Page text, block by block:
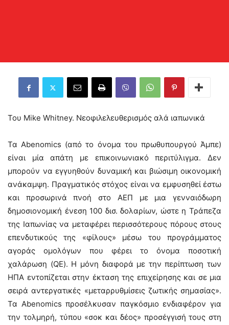
Του Mike Whitney. Νεοφιλελευθερισμός αλά ιαπωνικά
Τα Abenomics (από το όνομα του πρωθυπουργού Άμπε)
είναι μία απάτη με επικοινωνιακό περιτύλιγμα. Δεν
μπορούν να εγγυηθούν δυναμική και βιώσιμη οικονομική
ανάκαμψη. Πραγματικός στόχος είναι να εμφυσηθεί έστω
και προσωρινά πνοή στο ΑΕΠ με μια γενναιόδωρη
δημοσιονομική ένεση 100 δισ. δολαρίων, ώστε η Τράπεζα
της Ιαπωνίας να μεταφέρει περισσότερους πόρους στους
επενδυτικούς της «φίλους» μέσω του προγράμματος
αγοράς ομολόγων που φέρει το όνομα ποσοτική
χαλάρωση (QE). Η μόνη διαφορά με την περίπτωση των
ΗΠΑ εντοπίζεται στην έκταση της επιχείρησης και σε μια
σειρά αντεργατικές «μεταρρυθμίσεις ζωτικής σημασίας».
Τα Abenomics προσέλκυσαν παγκόσμιο ενδιαφέρον για
την τολμηρή, τύπου «σοκ και δέος» προσέγγισή τους στη